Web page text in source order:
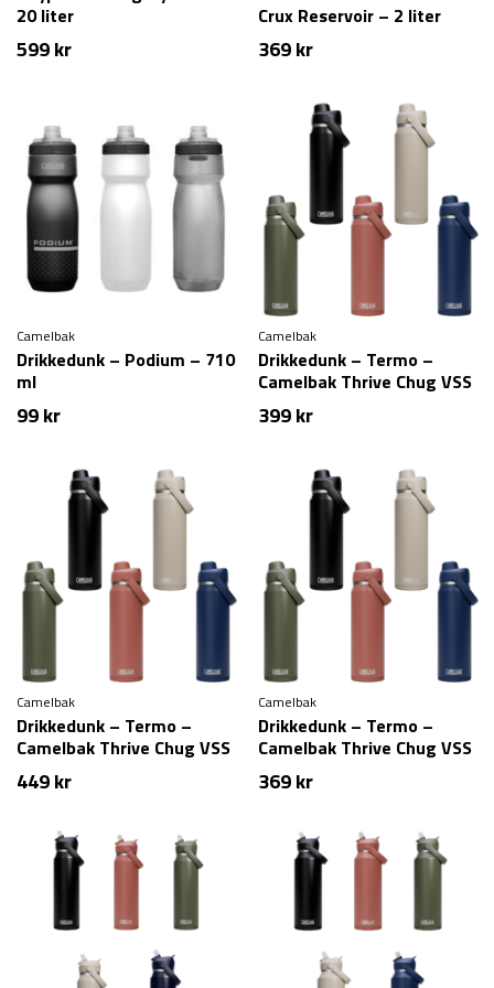
20 liter
599kr
Crux Reservoir – 2 liter
369kr
Camelbak
Drikkedunk – Podium – 710
ml
99kr
Camelbak
Drikkedunk – Termo –
Camelbak Thrive Chug VSS
– 1 liter
399kr
Camelbak
Drikkedunk – Termo –
Camelbak Thrive Chug VSS
– 1,2 liter
449kr
Camelbak
Drikkedunk – Termo –
Camelbak Thrive Chug VSS
– 750 ml
369kr